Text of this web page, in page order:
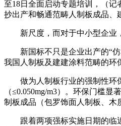
至18日全面启动专题培训，（
抄出产和畅通范畴人制板成品、
新尺度，而对于中小型企业，
新国标不只是企业出产的“仿
我国人制板及建建涂料范畴的环
做为人制板行业的强制性环保
（≤0.050mg/m3）。环保门槛
制板成品（包罗饰面人制板、木
跟着两项强标实施日期的临近